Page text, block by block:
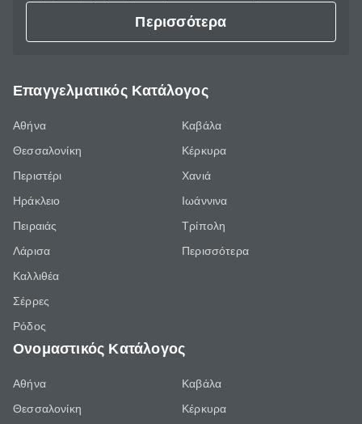
Περισσότερα
Επαγγελματικός Κατάλογος
Αθήνα
Θεσσαλονίκη
Περιστέρι
Ηράκλειο
Πειραιάς
Λάρισα
Καλλιθέα
Σέρρες
Ρόδος
Καβάλα
Κέρκυρα
Χανιά
Ιωάννινα
Τρίπολη
Περισσότερα
Ονομαστικός Κατάλογος
Αθήνα
Θεσσαλονίκη
Καβάλα
Κέρκυρα